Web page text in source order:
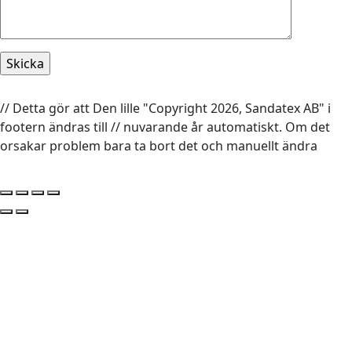
// Detta gör att Den lille "Copyright 2026, Sandatex AB" i
footern ändras till // nuvarande år automatiskt. Om det
orsakar problem bara ta bort det och manuellt ändra